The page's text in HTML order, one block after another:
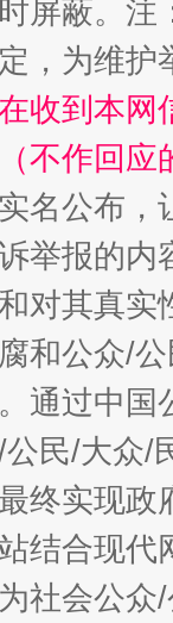
屏蔽。
，为维
收到本网
不作回应
名公布
举报的
对其真实
腐和公众/
通过中
民/大众/
终实现
结合现
社会公